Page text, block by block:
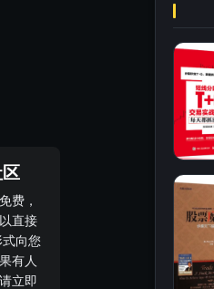
费，
直接
向您
有人
立即